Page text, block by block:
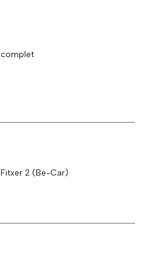
complet
Fitxer 2 (Be-Car)